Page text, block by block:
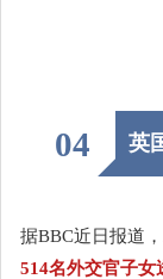
04 英
据BBC近日报道
514名外交官子女